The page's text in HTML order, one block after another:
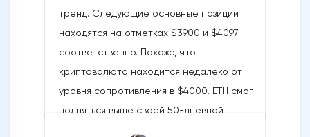
тренд. Следующие основные позиции
находятся на отметках $3900 и $4097
соответственно. Похоже, что
криптовалюта находится недалеко от
уровня сопротивления в $4000. ETH смог
подняться выше своей 50-дневной